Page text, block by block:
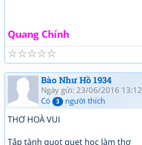
Quang Chính
☆
☆
☆
☆
☆
Bào Như Hồ 1934
Ngày gửi: 23/06/2016 13:12
Có
3 người thích
THƠ HOÀ VUI
Tập tành quọt quẹt học làm thơ